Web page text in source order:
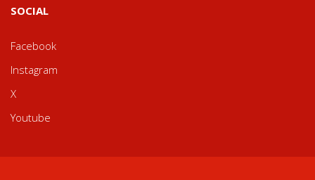
SOCIAL
Facebook
Instagram
X
Youtube